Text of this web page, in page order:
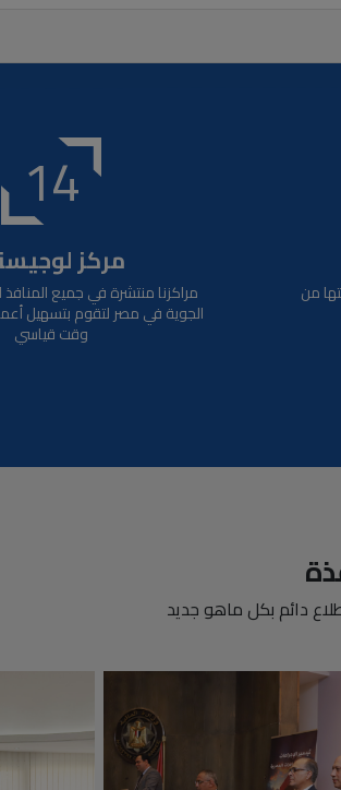
من
14
مركز
مراكزنا منتشرة في جميع المنافذ
الجوية في مصر لتقوم بتسهيل
وقت قياسي
دائم بكل ماهو جديد